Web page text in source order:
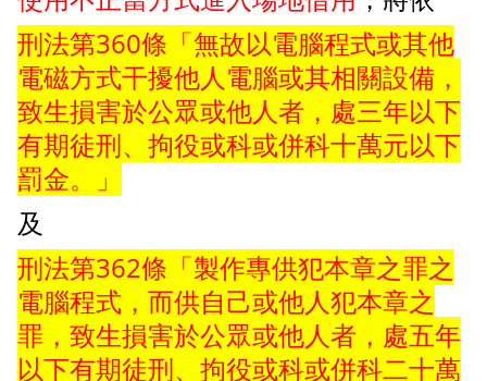
刑法第360條「無故以電腦程式或其他
電磁方式干擾他人電腦或其相關設備，
致生損害於公眾或他人者，處三年以下
有期徒刑、拘役或科或併科十萬元以下
罰金。」
及
刑法第362條「製作專供犯本章之罪之
電腦程式，而供自己或他人犯本章之
罪，致生損害於公眾或他人者，處五年
以下有期徒刑、拘役或科或併科二十萬